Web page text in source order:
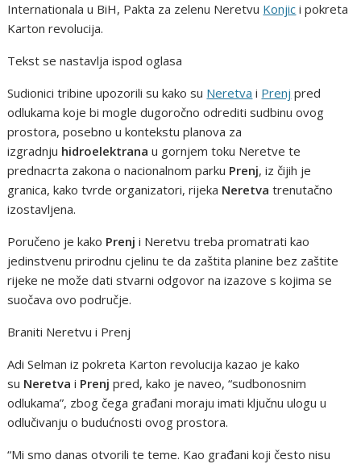
Internationala u BiH, Pakta za zelenu Neretvu Konjic i pokreta
Karton revolucija.
Tekst se nastavlja ispod oglasa
Sudionici tribine upozorili su kako su Neretva i Prenj pred
odlukama koje bi mogle dugoročno odrediti sudbinu ovog
prostora, posebno u kontekstu planova za
izgradnju hidroelektrana u gornjem toku Neretve te
prednacrta zakona o nacionalnom parku Prenj, iz čijih je
granica, kako tvrde organizatori, rijeka Neretva trenutačno
izostavljena.
Poručeno je kako Prenj i Neretvu treba promatrati kao
jedinstvenu prirodnu cjelinu te da zaštita planine bez zaštite
rijeke ne može dati stvarni odgovor na izazove s kojima se
suočava ovo područje.
Braniti Neretvu i Prenj
Adi Selman iz pokreta Karton revolucija kazao je kako
su Neretva i Prenj pred, kako je naveo, “sudbonosnim
odlukama”, zbog čega građani moraju imati ključnu ulogu u
odlučivanju o budućnosti ovog prostora.
“Mi smo danas otvorili te teme. Kao građani koji često nisu